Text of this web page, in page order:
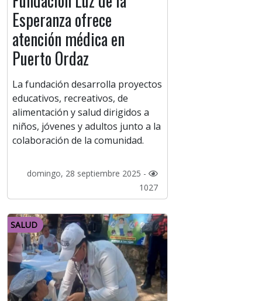
Esperanza ofrece
atención médica en
Puerto Ordaz
La fundación desarrolla proyectos
educativos, recreativos, de
alimentación y salud dirigidos a
niños, jóvenes y adultos junto a la
colaboración de la comunidad.
domingo, 28 septiembre 2025 -
1027
SALUD